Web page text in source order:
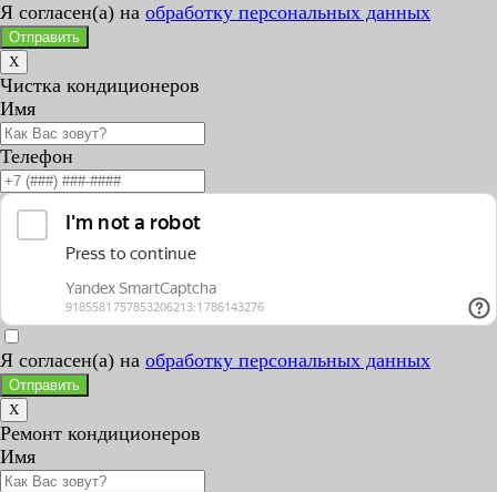
Я согласен(а) на обработку персональных данных
Отправить
X
Чистка кондиционеров
Имя
Телефон
Я согласен(а) на обработку персональных данных
Отправить
X
Ремонт кондиционеров
Имя